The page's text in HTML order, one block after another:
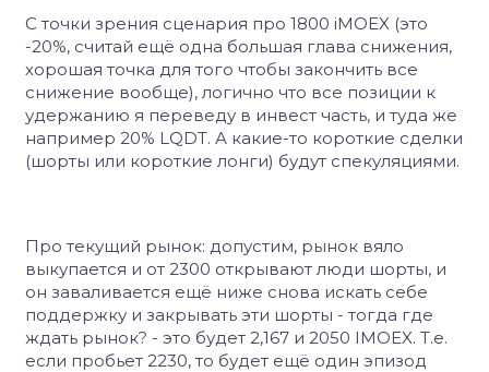
С точки зрения сценария про 1800 iMOEX (это
-20%, считай ещё одна большая глава снижения,
хорошая точка для того чтобы закончить все
снижение вообще), логично что все позиции к
удержанию я переведу в инвест часть, и туда же
например 20% LQDT. А какие-то короткие сделки
(шорты или короткие лонги) будут спекуляциями.
Про текущий рынок: допустим, рынок вяло
выкупается и от 2300 открывают люди шорты, и
он заваливается ещё ниже снова искать себе
поддержку и закрывать эти шорты - тогда где
ждать рынок? - это будет 2,167 и 2050 IMOEX. Т.е.
если пробьет 2230, то будет ещё один эпизод